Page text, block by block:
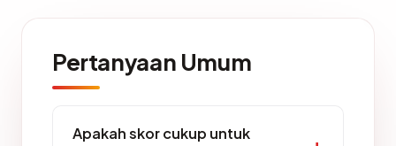
Pertanyaan Umum
Apakah skor cukup untuk